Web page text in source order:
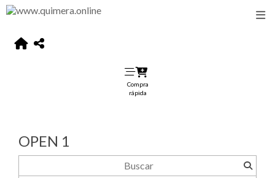
Compra
rápida
OPEN 1